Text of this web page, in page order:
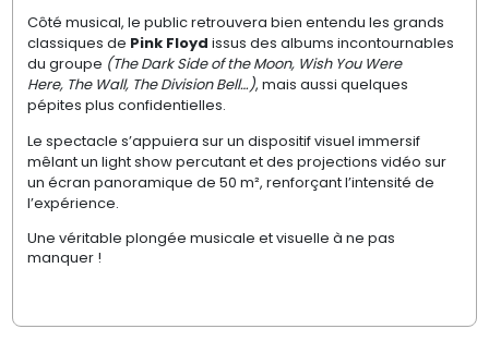
Côté musical, le public retrouvera bien entendu les grands
classiques de Pink Floyd issus des albums incontournables
du groupe (The Dark Side of the Moon, Wish You Were
Here, The Wall, The Division Bell…), mais aussi quelques
pépites plus confidentielles.
Le spectacle s’appuiera sur un dispositif visuel immersif
mêlant un light show percutant et des projections vidéo sur
un écran panoramique de 50 m², renforçant l’intensité de
l’expérience.
Une véritable plongée musicale et visuelle à ne pas
manquer !